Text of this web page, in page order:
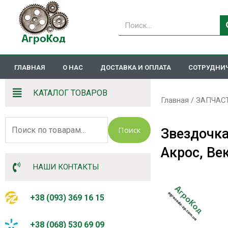
Перейти
содержимому
Поиск
ГЛАВНАЯ О НАС ДОСТАВКА И ОПЛАТА
КАТАЛОГ ТОВАРОВ
Поиск
НАШИ КОНТАКТЫ
+38 (093) 369 16 15
+38 (068) 530 69 09
Главная /
Акрос,